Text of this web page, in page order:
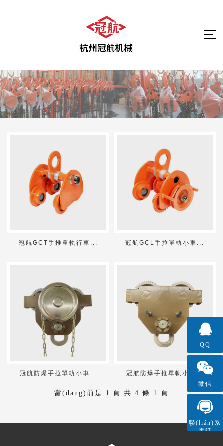
冠航GCT手推單軌行車... 冠航GCL手拉單軌小車...
冠航防爆手拉單軌小車... 冠航防爆手推單軌小車...
當(dāng)前是 1 頁 共 4 條 1 頁
QQ
微信
聯(lián)系
電話